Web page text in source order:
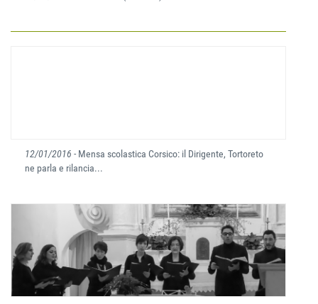
12/01/2016 - Mensa scolastica Corsico: il Dirigente, Tortoreto
ne parla e rilancia...